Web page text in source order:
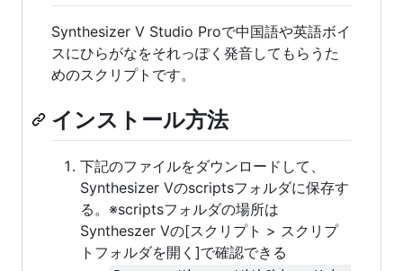
Synthesizer V Studio Proで中国語や英語ボイ
スにひらがなをそれっぽく発音してもらうた
めのスクリプトです。
インストール方法
下記のファイルをダウンロードして、
Synthesizer Vのscriptsフォルダに保存す
る。※scriptsフォルダの場所は
Syntheszer Vの[スクリプト > スクリプ
トフォルダを開く]で確認できる